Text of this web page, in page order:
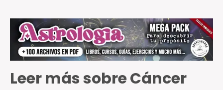
Leer más sobre Cáncer